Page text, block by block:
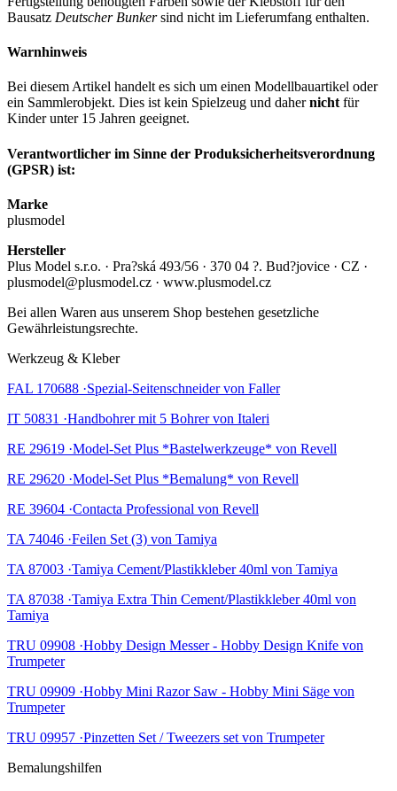
Bausatz Deutscher Bunkersind nicht im Lieferumfang enthalten.
Warnhinweis
Bei diesem Artikel handelt es sich um einen Modellbauartikel oder
ein Sammlerobjekt. Dies ist kein Spielzeug und dahernicht für
Kinder unter 15 Jahren geeignet.
Verantwortlicher im Sinne der Produksicherheitsverordnung
(GPSR) ist:
Marke
plusmodel
Hersteller
Plus Model s.r.o. · Pra?ská 493/56 · 370 04 ?. Bud?jovice · CZ ·
plusmodel@plusmodel.cz · www.plusmodel.cz
Bei allen Waren aus unserem Shop bestehen gesetzliche
Gewährleistungsrechte.
Werkzeug & Kleber
FAL 170688 ·Spezial-Seitenschneider von Faller
IT 50831 ·Handbohrer mit 5 Bohrer von Italeri
RE 29619 ·Model-Set Plus *Bastelwerkzeuge* von Revell
RE 29620 ·Model-Set Plus *Bemalung* von Revell
RE 39604 ·Contacta Professional von Revell
TA 74046 ·Feilen Set (3) von Tamiya
TA 87003 ·Tamiya Cement/Plastikkleber 40ml von Tamiya
TA 87038 ·Tamiya Extra Thin Cement/Plastikkleber 40ml von
Tamiya
TRU 09908 ·Hobby Design Messer - Hobby Design Knife von
Trumpeter
TRU 09909 ·Hobby Mini Razor Saw - Hobby Mini Säge von
Trumpeter
TRU 09957 ·Pinzetten Set / Tweezers set von Trumpeter
Bemalungshilfen